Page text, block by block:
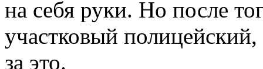
на себя руки. Но после
участковый
за это.